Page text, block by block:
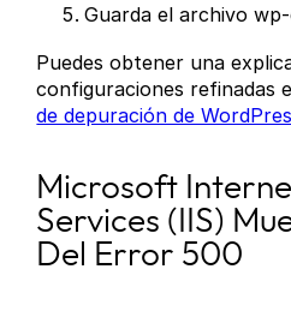
Guarda el archivo
Puedes obtener una
configuraciones refinadas
de depuración de
Microsoft
Services (IIS)
Del Error 500